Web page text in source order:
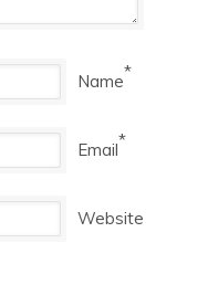
Name*
Email*
Website